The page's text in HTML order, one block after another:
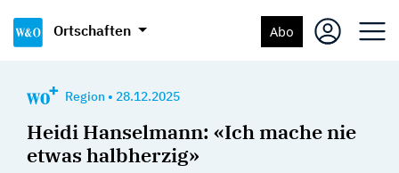
Ortschaften Abo
Region • 28.12.2025
Heidi Hanselmann: «Ich mache nie
etwas halbherzig»